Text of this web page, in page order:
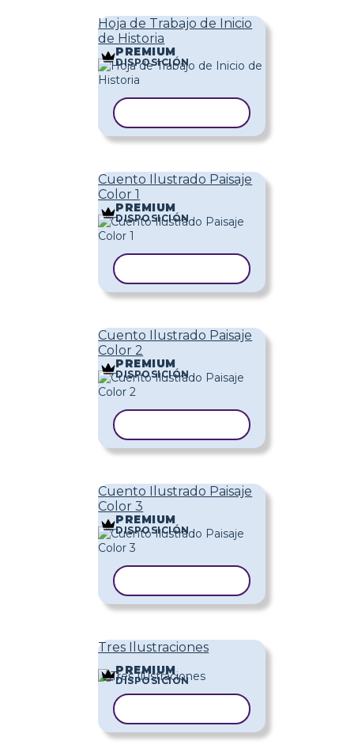
Hoja de Trabajo de Inicio
de Historia
PREMIUM
DISPOSICIÓN
Cuento Ilustrado Paisaje
Color 1
PREMIUM
DISPOSICIÓN
Cuento Ilustrado Paisaje
Color 2
PREMIUM
DISPOSICIÓN
Cuento Ilustrado Paisaje
Color 3
PREMIUM
DISPOSICIÓN
Tres Ilustraciones
PREMIUM
DISPOSICIÓN